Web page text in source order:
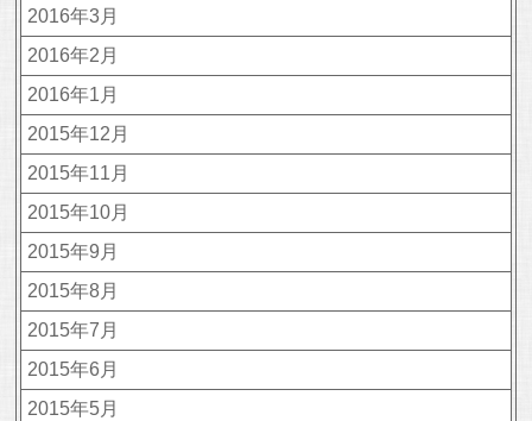
2016年3月
2016年2月
2016年1月
2015年12月
2015年11月
2015年10月
2015年9月
2015年8月
2015年7月
2015年6月
2015年5月